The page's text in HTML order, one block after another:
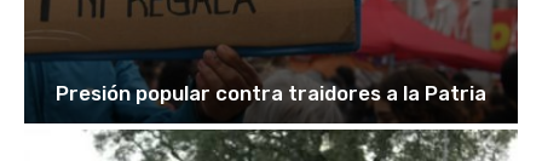
Presión popular contra traidores a la Patria